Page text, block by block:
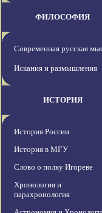
ФИЛОСОФИЯ
Современная русская
Искания и размышления
ИСТОРИЯ
История России
История в МГУ
Слово о полку Игореве
Хронология и
парахронология